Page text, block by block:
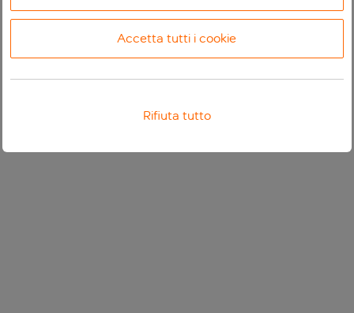
Accetta tutti i cookie
Rifiuta tutto